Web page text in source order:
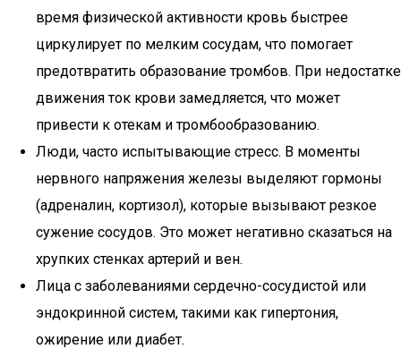
время физической активности кровь быстрее
циркулирует по мелким сосудам, что помогает
предотвратить образование тромбов. При недостатке
движения ток крови замедляется, что может
привести к отекам и тромбообразованию.
Люди, часто испытывающие стресс. В моменты
нервного напряжения железы выделяют гормоны
(адреналин, кортизол), которые вызывают резкое
сужение сосудов. Это может негативно сказаться на
хрупких стенках артерий и вен.
Лица с заболеваниями сердечно-сосудистой или
эндокринной систем, такими как гипертония,
ожирение или диабет.